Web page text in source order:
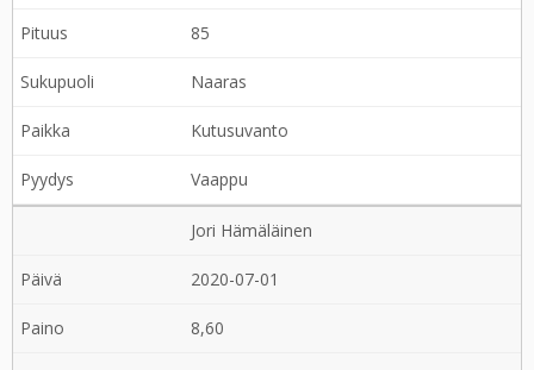
85
Naaras
Kutusuvanto
Vaappu
Jori Hämäläinen
2020-07-01
8,60